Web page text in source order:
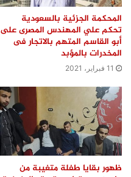
المحكمة الجزئية بالسعودية
تحكم علي المهندس المصرى على
أبو القاسم المتهم بالاتجار فى
المخدرات بالمؤبد
11 فبراير، 2021
ظهور بقايا طفلة متغيبة من